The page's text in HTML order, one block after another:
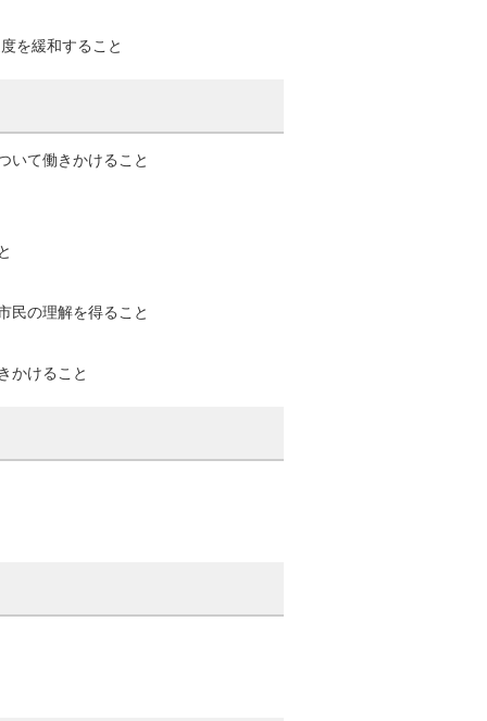
を緩和すること
いて働きかけること
民の理解を得ること
かけること